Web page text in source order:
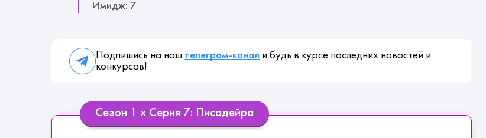
Имидж: 7
Подпишись на наш телеграм-канал и будь в курсе последних новостей и
конкурсов!
Сезон 1 х Серия 7: Писадейра